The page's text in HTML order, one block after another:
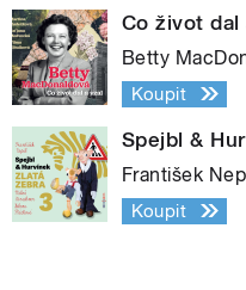
Co život dal
Betty
Koupit
Spejbl &
František
Koupit